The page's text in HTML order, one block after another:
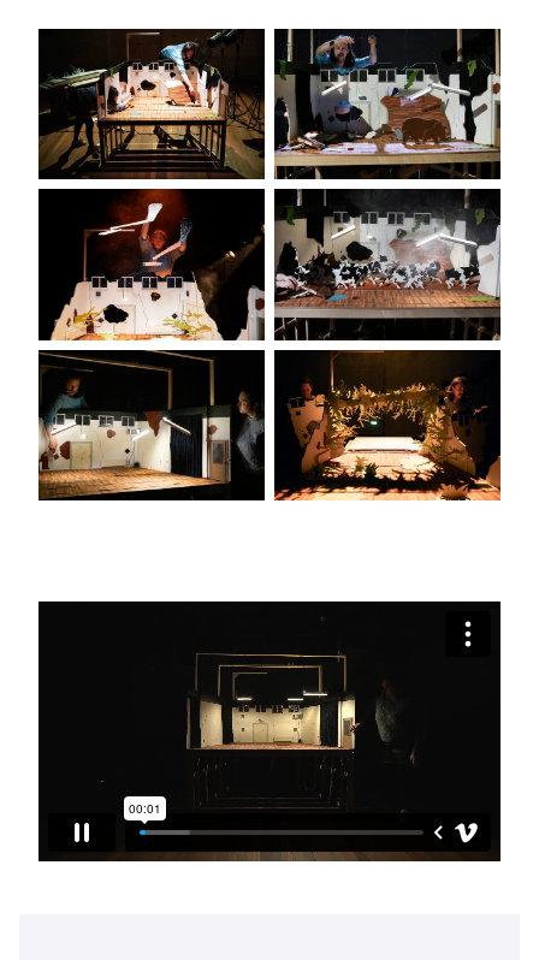
VOORSTELLINGEN
AGENDA
OVER FEIKES HUIS
CONTACT
MAKERS
ARCHIEF